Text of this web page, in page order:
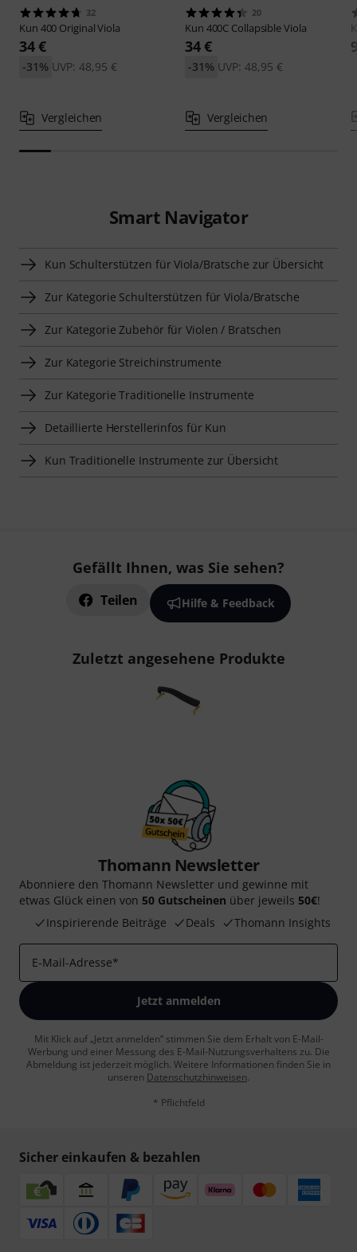
32
Kun 400 Original Viola
34 €
UVP: 48,95 €
-31%
Vergleichen
20
Kun 400C Collapsible Viola
34 €
UVP: 48,95 €
-31%
Vergleichen
Smart Navigator
Kun Schulterstützen für Viola/Bratsche zur Übersicht
Zur Kategorie Schulterstützen für Viola/Bratsche
Zur Kategorie Zubehör für Violen / Bratschen
Zur Kategorie Streichinstrumente
Zur Kategorie Traditionelle Instrumente
Detaillierte Herstellerinfos für Kun
Kun Traditionelle Instrumente zur Übersicht
Gefällt Ihnen, was Sie sehen?
Teilen Hilfe & Feedback
Zuletzt angesehene Produkte
Thomann Newsletter
Abonniere den Thomann Newsletter und gewinne mit
etwas Glück einen von 50 Gutscheinen über jeweils 50€!
Inspirierende Beiträge
Deals Thomann Insights
E-Mail-Adresse*
Jetzt anmelden
Mit Klick auf „Jetzt anmelden“ stimmen Sie dem Erhalt von E-Mail-
Werbung und einer Messung des E-Mail-Nutzungsverhaltens zu. Die
Abmeldung ist jederzeit möglich. Weitere Informationen finden Sie in
unseren Datenschutzhinweisen.
* Pflichtfeld
Sicher einkaufen & bezahlen